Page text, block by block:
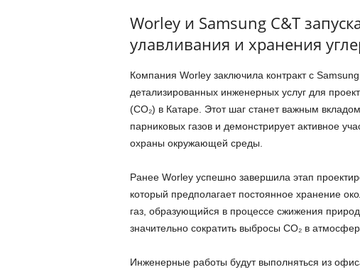
Worley и Samsung C&T
улавливания и хранения
Компания Worley заключила контракт с
детализированных инженерных услуг для
(CO₂) в Катаре. Этот шаг станет важным
парниковых газов и демонстрирует активное
охраны окружающей среды.
Ранее Worley успешно завершила этап
который предполагает постоянное хранение
газ, образующийся в процессе сжижения
значительно сократить выбросы CO₂ в
Инженерные работы будут выполняться из